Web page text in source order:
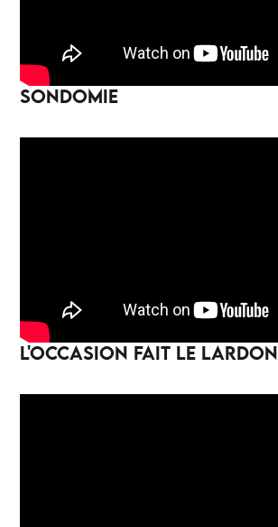
SONDOMIE
L'OCCASION FAIT LE LARDON